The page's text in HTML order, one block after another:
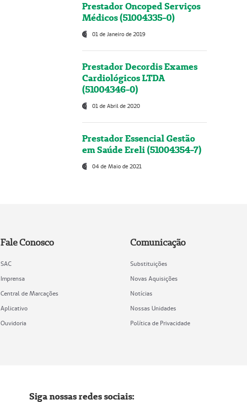
Prestador Oncoped Serviços
Médicos (51004335-0)
01 de Janeiro de 2019
Prestador Decordis Exames
Cardiológicos LTDA
(51004346-0)
01 de Abril de 2020
Prestador Essencial Gestão
em Saúde Ereli (51004354-7)
04 de Maio de 2021
Fale Conosco
SAC
Imprensa
Central de Marcações
Aplicativo
Ouvidoria
Comunicação
Substituições
Novas Aquisições
Notícias
Nossas Unidades
Política de Privacidade
Siga nossas redes sociais: